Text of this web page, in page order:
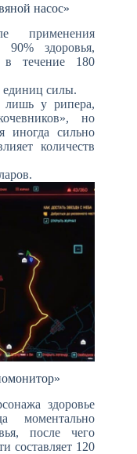
насос»
применения
90% здоровья,
в течение 180
единиц силы.
у рипера,
но
иногда сильно
количеств
здоровье
моментально
после чего
составляет 120